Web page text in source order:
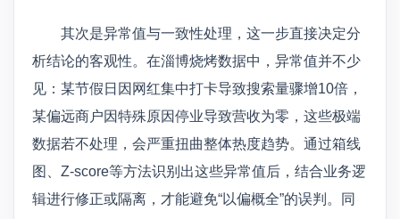
其次是异常值与一致性处理，这一步直接决定分
析结论的客观性。在淄博烧烤数据中，异常值并不少
见：某节假日因网红集中打卡导致搜索量骤增10倍，
某偏远商户因特殊原因停业导致营收为零，这些极端
数据若不处理，会严重扭曲整体热度趋势。通过箱线
图、Z-score等方法识别出这些异常值后，结合业务逻
辑进行修正或隔离，才能避免“以偏概全”的误判。同